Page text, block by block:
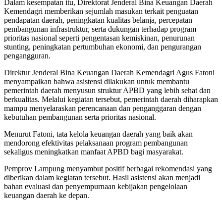
Dalam kesempatan itu, Direktorat Jenderal Bina Keuangan Daerah
Kemendagri memberikan sejumlah masukan terkait penguatan
pendapatan daerah, peningkatan kualitas belanja, percepatan
pembangunan infrastruktur, serta dukungan terhadap program
prioritas nasional seperti pengentasan kemiskinan, penurunan
stunting, peningkatan pertumbuhan ekonomi, dan pengurangan
pengangguran.
Direktur Jenderal Bina Keuangan Daerah Kemendagri Agus Fatoni
menyampaikan bahwa asistensi dilakukan untuk membantu
pemerintah daerah menyusun struktur APBD yang lebih sehat dan
berkualitas. Melalui kegiatan tersebut, pemerintah daerah diharapkan
mampu menyelaraskan perencanaan dan penganggaran dengan
kebutuhan pembangunan serta prioritas nasional.
Menurut Fatoni, tata kelola keuangan daerah yang baik akan
mendorong efektivitas pelaksanaan program pembangunan
sekaligus meningkatkan manfaat APBD bagi masyarakat.
Pemprov Lampung menyambut positif berbagai rekomendasi yang
diberikan dalam kegiatan tersebut. Hasil asistensi akan menjadi
bahan evaluasi dan penyempurnaan kebijakan pengelolaan
keuangan daerah ke depan.